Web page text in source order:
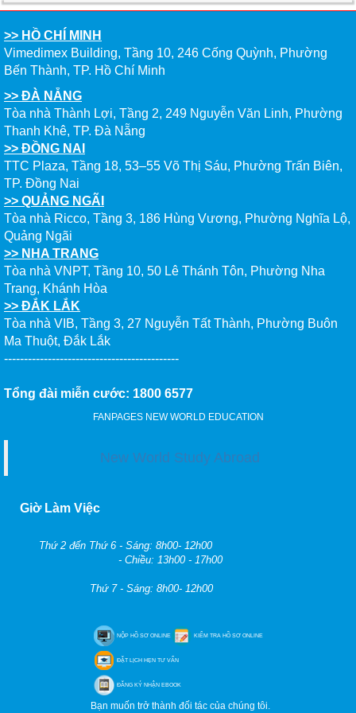
HỘI GHI DANH & SĂN HỌC BỔNG KỲ SPRING 2026
>> HỒ CHÍ MINH
Vimedimex Building, Tầng 10, 246 Cống Quỳnh, Phường
Bến Thành, TP. Hồ Chí Minh
>> ĐÀ NẴNG
Tòa nhà Thành Lợi, Tầng 2, 249 Nguyễn Văn Linh, Phường
Thanh Khê, TP. Đà Nẵng
>> ĐỒNG NAI
TTC Plaza, Tầng 18, 53–55 Võ Thị Sáu, Phường Trấn Biên,
TP. Đồng Nai
>> QUẢNG NGÃI
Tòa nhà Ricco, Tầng 3, 186 Hùng Vương, Phường Nghĩa Lộ,
Quảng Ngãi
>> NHA TRANG
Tòa nhà VNPT, Tầng 10, 50 Lê Thánh Tôn, Phường Nha
Trang, Khánh Hòa
>> ĐẮK LẮK
Tòa nhà VIB, Tầng 3, 27 Nguyễn Tất Thành, Phường Buôn
Ma Thuột, Đắk Lắk
--------------------------------------------
Tổng đài miễn cước: 1800 6577
FANPAGES NEW WORLD EDUCATION
New World Study Abroad
Giờ Làm Việc
Thứ 2 đến Thứ 6 - Sáng: 8h00- 12h00
- Chiều: 13h00 - 17h00
Thứ 7 - Sáng: 8h00- 12h00
NỘP HỒ SƠ ONLINE KIỂM TRA HỒ SƠ ONLINE
ĐẶT LỊCH HẸN TƯ VẤN
ĐĂNG KÝ NHẬN EBOOK
Bạn muốn trở thành đối tác của chúng tôi.